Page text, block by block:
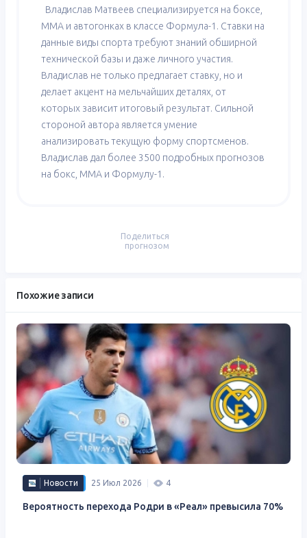
Владислав Матвеев специализируется на боксе,
ММА и автогонках в классе Формула-1. Ставки на
данные виды спорта требуют знаний обширной
технической базы и даже личного участия.
Владислав не только предлагает ставку, но и
делает акцент на мельчайших деталях, от
которых зависит итоговый результат. Сильной
стороной автора является умение
анализировать текущую форму спортсменов.
Владислав дал более 3500 подробных прогнозов
на бокс, ММА и Формулу-1.
Поделиться
прогнозом
Похожие записи
Новости 25 Июл 2026 4
Вероятность перехода Родри в «Реал» превысила 70%